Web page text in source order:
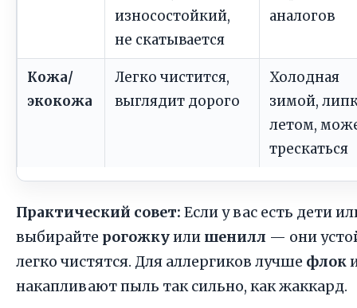
износостойкий,
не скатывается
аналогов
Кожа/
экокожа
Легко чистится,
выглядит дорого
Холодная
зимой,
летом,
трескаться
Практический совет: Если у вас есть дети
выбирайте рогожкуили шенилл — они
легко чистятся. Для аллергиков лучше флок
накапливают пыль так сильно, как жаккард.